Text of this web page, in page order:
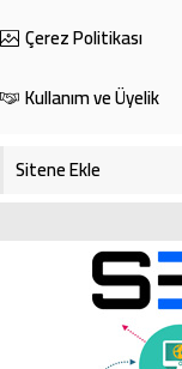
Çerez Politikası
Kullanım ve Üyelik
Sitene Ekle
Video Galeri
Bursa Hava Durumu